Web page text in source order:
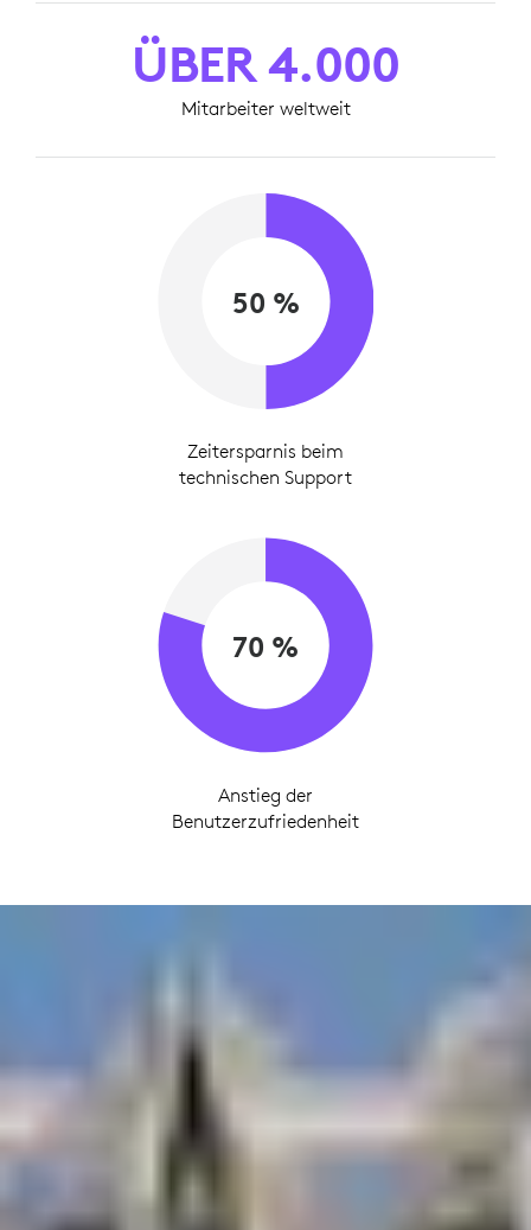
ÜBER 4.000
Mitarbeiter weltweit
50 %
Zeitersparnis beim
technischen Support
70 %
Anstieg der
Benutzerzufriedenheit